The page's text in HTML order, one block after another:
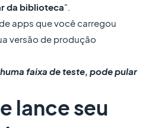
da biblioteca".
apps que você carregou
versão de produção
faixa de teste, pode pular
lance seu